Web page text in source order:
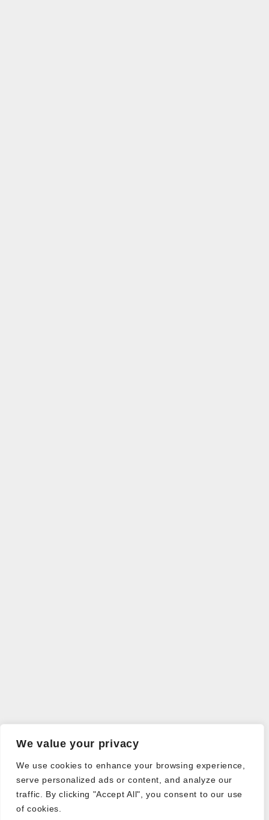
We value your privacy
We use cookies to enhance your browsing experience,
serve personalized ads or content, and analyze our
traffic. By clicking "Accept All", you consent to our use
of cookies.